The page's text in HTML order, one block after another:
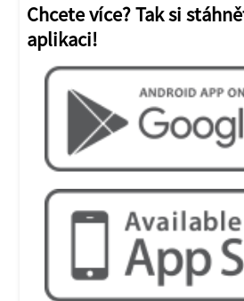
Chcete více? Tak si
aplikaci!